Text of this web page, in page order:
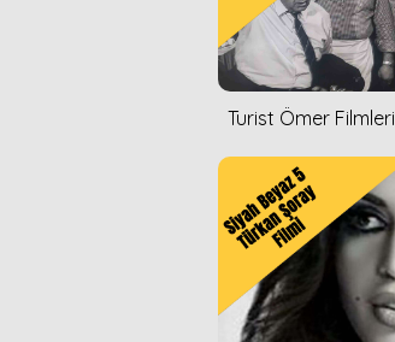
Turist Ömer Filmleri